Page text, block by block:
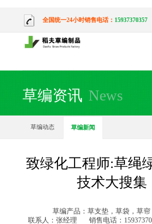
全国统一24小时销售电话： 15937370357
草编资讯 News
草编动态 草编新闻
致绿化工程师:草绳
技术大搜集
草编产品：草支垫，草袋，草
联系人：张经理
销售电话：